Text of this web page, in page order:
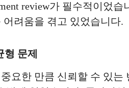
review가 필수적이었
려움을 겪고 있었습니다.
문제
요한 만큼 신뢰할 수 있